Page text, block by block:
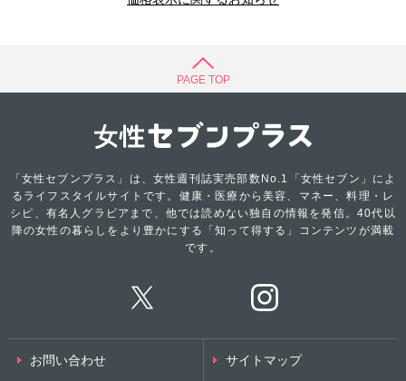
PAGE TOP
「女性セブンプラス」は、女性週刊誌実売部数No.1「女性セブン」によ
るライフスタイルサイトです。健康・医療から美容、マネー、料理・レ
シピ、有名人グラビアまで、他では読めない独自の情報を発信。40代以
降の女性の暮らしをより豊かにする「知って得する」コンテンツが満載
です。
お問い合わせ サイトマップ